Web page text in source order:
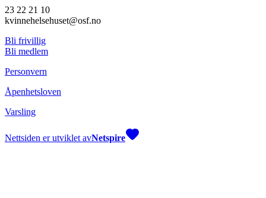
23 22 21 10
kvinnehelsehuset@osf.no
Bli frivillig
Bli medlem
Personvern
Åpenhetsloven
Varsling
Nettsiden er utviklet avNetspire